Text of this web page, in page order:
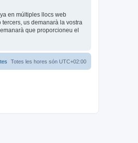
en múltiples llocs web
tercers, us demanarà la vostra
que proporcioneu el
Totes les hores són UTC+02:00